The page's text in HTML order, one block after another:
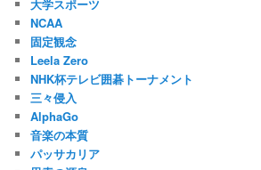
大学スポーツ
NCAA
固定観念
Leela Zero
NHK杯テレビ囲碁トーナメント
三々侵入
AlphaGo
音楽の本質
パッサカリア